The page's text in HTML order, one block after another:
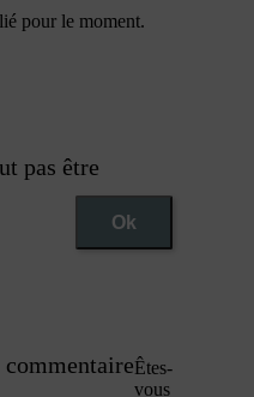
pour le moment.
pas être
Ok
Êtes-
vous